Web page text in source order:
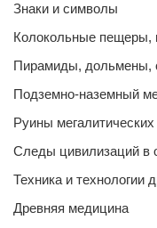
Знаки и символы
Колокольные пещеры,
Пирамиды, дольмены,
Подземно-наземный
Руины
Следы цивилизаций в
Техника и технологии
Древняя медицина